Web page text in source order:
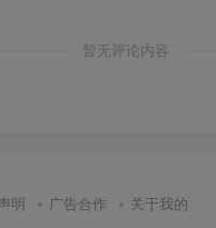
暂无评论内容
明 广告合作 关于我的